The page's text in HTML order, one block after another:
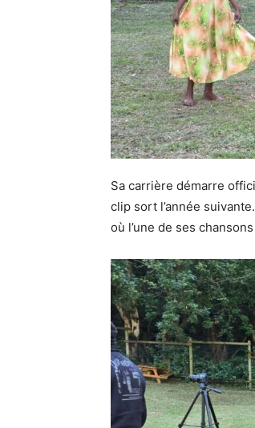
Sa carrière démarre
clip sort l’année
où l’une de ses